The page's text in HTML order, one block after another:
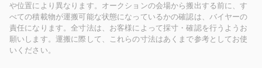
や位置により異なります。オークションの会場から搬出する前に、す
べての積載物が運搬可能な状態になっているかの確認は、バイヤーの
責任になります。全寸法は、お客様によって採寸・確認を行うようお
願いします。運搬に際して、これらの寸法はあくまで参考としてお使
いください。